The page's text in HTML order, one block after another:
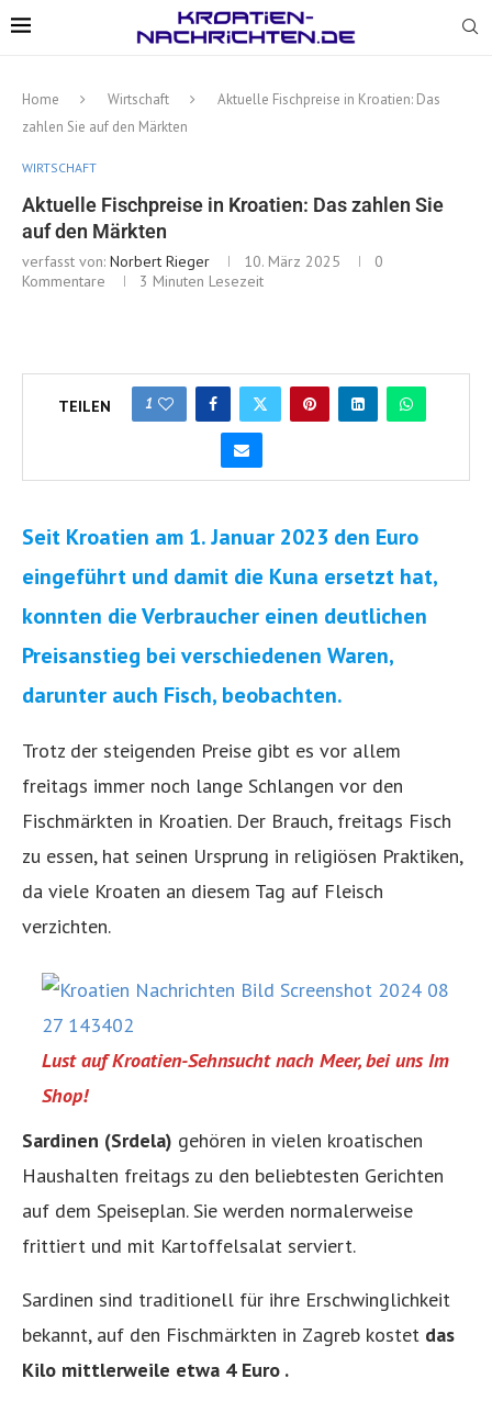
Home Wirtschaft
Aktuelle Fischpreise in Kroatien: Das
zahlen Sie auf den Märkten
WIRTSCHAFT
Aktuelle Fischpreise in Kroatien: Das zahlen Sie
auf den Märkten
verfasst von: Norbert Rieger 10. März 2025
0
Kommentare
3 Minuten Lesezeit
TEILEN 1
Seit Kroatien am 1. Januar 2023 den Euro
eingeführt und damit die Kuna ersetzt hat,
konnten die Verbraucher einen deutlichen
Preisanstieg bei verschiedenen Waren,
darunter auch Fisch, beobachten.
Trotz der steigenden Preise gibt es vor allem
freitags immer noch lange Schlangen vor den
Fischmärkten in Kroatien. Der Brauch, freitags Fisch
zu essen, hat seinen Ursprung in religiösen Praktiken,
da viele Kroaten an diesem Tag auf Fleisch
verzichten.
Lust auf Kroatien-Sehnsucht nach Meer, bei uns Im
Shop!
Sardinen (Srdela) gehören in vielen kroatischen
Haushalten freitags zu den beliebtesten Gerichten
auf dem Speiseplan. Sie werden normalerweise
frittiert und mit Kartoffelsalat serviert.
Sardinen sind traditionell für ihre Erschwinglichkeit
bekannt, auf den Fischmärkten in Zagreb kostet das
Kilo mittlerweile etwa 4 Euro .